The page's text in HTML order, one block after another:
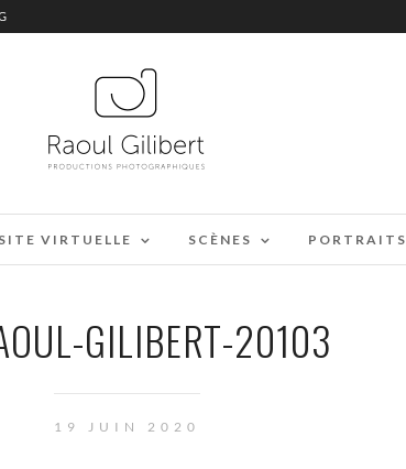
VIRTUELLE SCÈNES PORTRAITS
GILIBERT-20103
19 JUIN 2020